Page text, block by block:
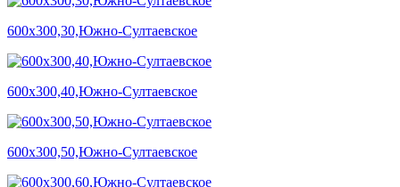
600х300,30,Южно-Султаевское
600х300,40,Южно-Султаевское
600х300,50,Южно-Султаевское